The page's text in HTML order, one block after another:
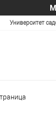
Университет